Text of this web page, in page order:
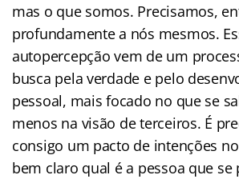
mas o que somos. Precisamos,
profundamente a nós mesmos.
autopercepção vem de um
busca pela verdade e pelo
pessoal, mais focado no que se
menos na visão de terceiros. É
consigo um pacto de intenções
bem claro qual é a pessoa que se